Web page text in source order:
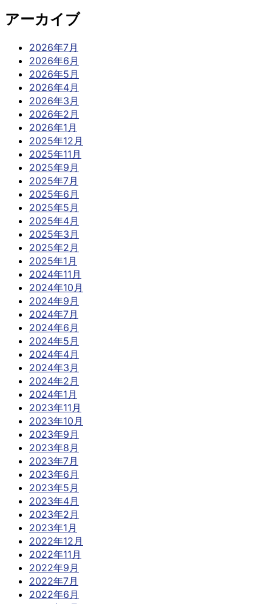
アーカイブ
2026年7月
2026年6月
2026年5月
2026年4月
2026年3月
2026年2月
2026年1月
2025年12月
2025年11月
2025年9月
2025年7月
2025年6月
2025年5月
2025年4月
2025年3月
2025年2月
2025年1月
2024年11月
2024年10月
2024年9月
2024年7月
2024年6月
2024年5月
2024年4月
2024年3月
2024年2月
2024年1月
2023年11月
2023年10月
2023年9月
2023年8月
2023年7月
2023年6月
2023年5月
2023年4月
2023年2月
2023年1月
2022年12月
2022年11月
2022年9月
2022年7月
2022年6月